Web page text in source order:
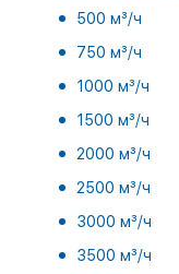
500 м³/ч
750 м³/ч
1000 м³/ч
1500 м³/ч
2000 м³/ч
2500 м³/ч
3000 м³/ч
3500 м³/ч